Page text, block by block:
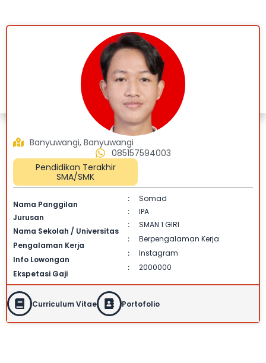
Pendidikan Terakhir
SMA/SMK
085157594003
Banyuwangi, Banyuwangi
Nama Panggilan
:
Somad
Jurusan
:
IPA
Nama Sekolah / Universitas
: SMAN 1 GIRI
Pengalaman Kerja
: Berpengalaman Kerja
Info Lowongan
: Instagram
Ekspetasi Gaji
: 2000000
Curriculum Vitae Portofolio